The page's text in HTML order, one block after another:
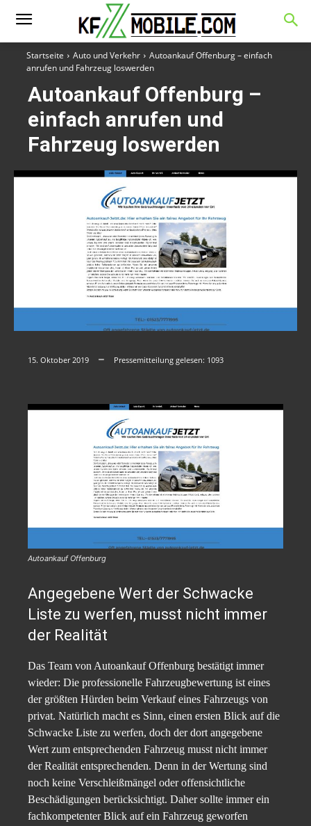
Startseite Auto und Verkehr
Autoankauf Offenburg – einfach
anrufen und Fahrzeug loswerden
Autoankauf Offenburg –
einfach anrufen und
Fahrzeug loswerden
15. Oktober 2019 Pressemitteilung gelesen: 1093
Autoankauf Offenburg
Angegebene Wert der Schwacke
Liste zu werfen, musst nicht immer
der Realität
Das Team von Autoankauf Offenburg bestätigt immer
wieder: Die professionelle Fahrzeugbewertung ist eines
der größten Hürden beim Verkauf eines Fahrzeugs von
privat. Natürlich macht es Sinn, einen ersten Blick auf die
Schwacke Liste zu werfen, doch der dort angegebene
Wert zum entsprechenden Fahrzeug musst nicht immer
der Realität entsprechenden. Denn in der Wertung sind
noch keine Verschleißmängel oder offensichtliche
Beschädigungen berücksichtigt. Daher sollte immer ein
fachkompetenter Blick auf ein Fahrzeug geworfen